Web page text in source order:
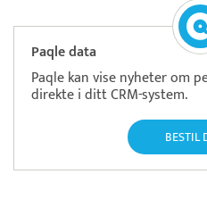
Paqle data
Paqle kan vise nyheter om
direkte i ditt CRM-system.
BESTIL